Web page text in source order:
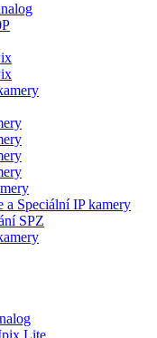
a Speciální IP kamery
SPZ